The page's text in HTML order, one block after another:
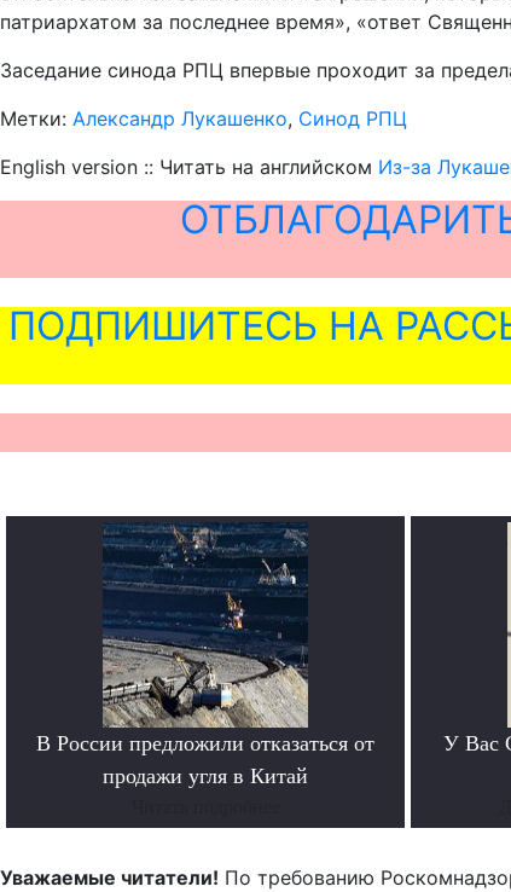
патриархатом за последнее время», «ответ
Заседание синода РПЦ впервые проходит за
Метки: Александр Лукашенко, Синод РПЦ
English version :: Читать на английском Из-за
ПОДПИШИТЕСЬ НА
В России предложили отказаться от
продажи угля в Китай
У Вас
Уважаемые читатели! По требованию